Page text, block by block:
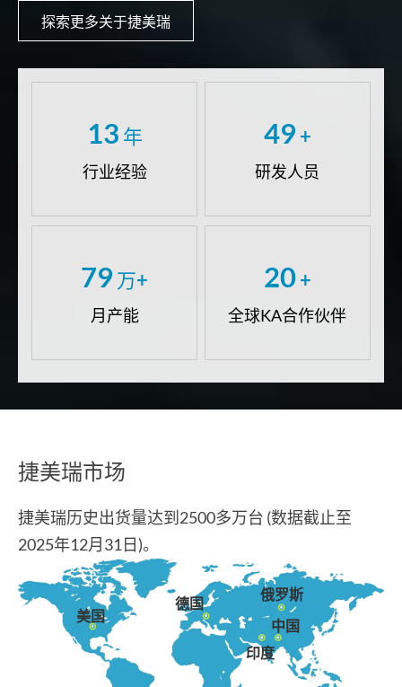
探索更多关于捷美瑞
13 年
行业经验
50 +
研发人员
80 万+
月产能
20+
全球KA合作伙伴
捷美瑞市场
捷美瑞历史出货量达到2500多万台 (数据截止至
2025年12月31日)。
美国
德国
俄罗斯
印度
中国